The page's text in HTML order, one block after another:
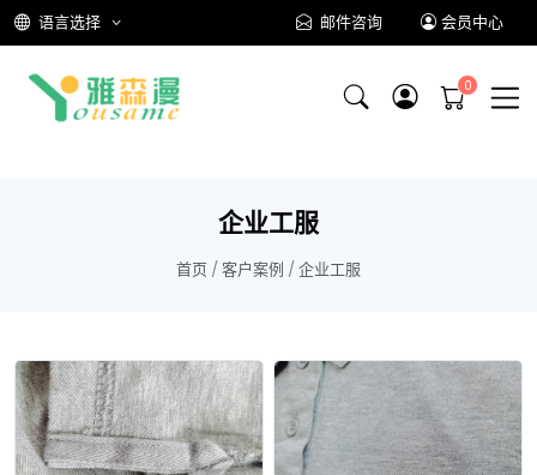
语言选择 邮件咨询 会员中心
企业工服
首页 / 客户案例 / 企业工服